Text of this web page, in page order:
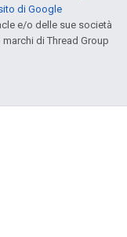
di Google
e/o delle sue società
marchi di Thread Group